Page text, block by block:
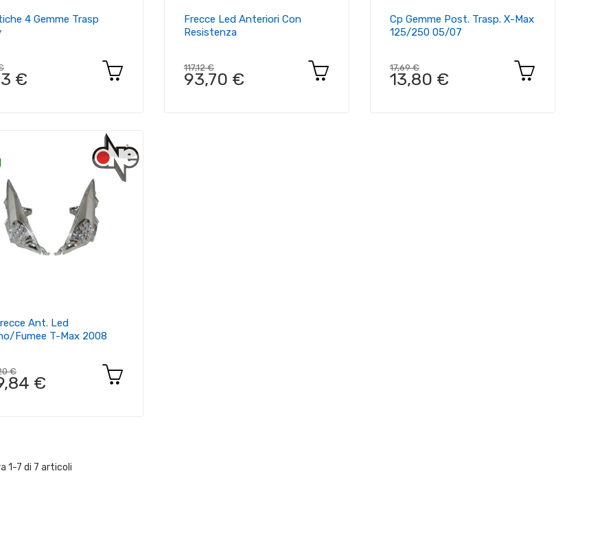
4 Gemme Trasp
€
Frecce Led Anteriori Con
Resistenza
117,12 €
93,70 €
Cp Gemme Post. Trasp. X-Max
125/250 05/07
17,69 €
13,80 €
Ant. Led
fumee T-Max 2008
€
€
1-7 di 7 articoli